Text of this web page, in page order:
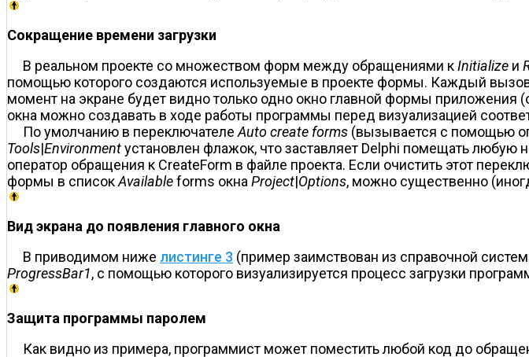
Сокращение времени загрузки
В реальном проекте со множеством форм между обращениями кInitialize и
помощью которого создаются используемые в проекте формы. Каждый
момент на экране будет видно только одно окно главной формы
окна можно создавать в ходе работы программы перед визуализацией
По умолчанию в переключателеAuto create forms (вызывается с помощью
Tools|Environmentустановлен флажок, что заставляет Delphi помещать
оператор обращения к CreateForm в файле проекта. Если очистить этот
формы в списокAvailableforms окнаProject|Options, можно существенно
Вид экрана до появления главного окна
В приводимом ниже листинге 3 (пример заимствован из справочной
ProgressBar1, с помощью которого визуализируется процесс загрузки
Защита программы паролем
Как видно из примера, программист может поместить любой код до